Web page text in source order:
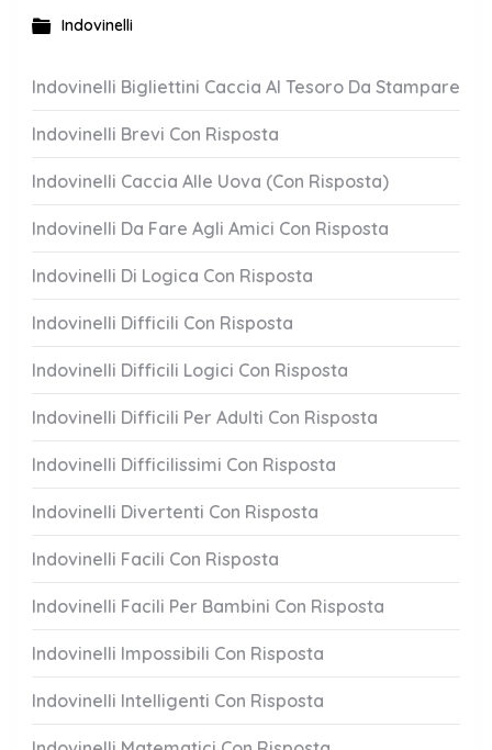
Indovinelli
Indovinelli Bigliettini Caccia Al Tesoro Da Stampare
Indovinelli Brevi Con Risposta
Indovinelli Caccia Alle Uova (Con Risposta)
Indovinelli Da Fare Agli Amici Con Risposta
Indovinelli Di Logica Con Risposta
Indovinelli Difficili Con Risposta
Indovinelli Difficili Logici Con Risposta
Indovinelli Difficili Per Adulti Con Risposta
Indovinelli Difficilissimi Con Risposta
Indovinelli Divertenti Con Risposta
Indovinelli Facili Con Risposta
Indovinelli Facili Per Bambini Con Risposta
Indovinelli Impossibili Con Risposta
Indovinelli Intelligenti Con Risposta